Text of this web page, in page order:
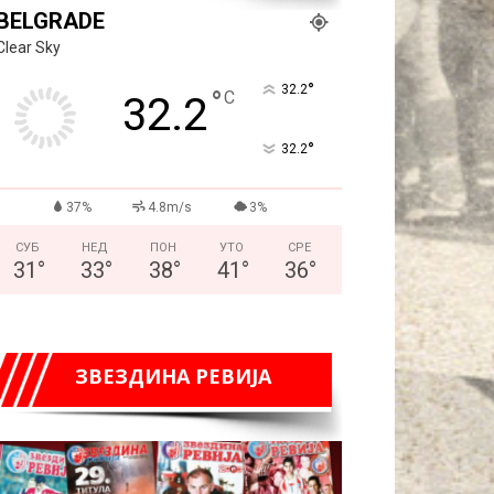
Sky
32.2°C 32.2°
32.2°
37% 4.8m/s 3%
СУБ
31 °
НЕД
33°
ПОН
38°
УТО
41 °
СРЕ
36°
ЗВЕЗДИНА РЕВИЈА